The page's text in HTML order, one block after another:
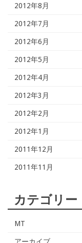
2012年8月
2012年7月
2012年6月
2012年5月
2012年4月
2012年3月
2012年2月
2012年1月
2011年12月
2011年11月
カテゴリー
MT
アーカイブ